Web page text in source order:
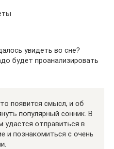
увидеть во сне?
будет проанализировать
появится смысл, и об
популярный сонник. В
отправиться в
и познакомиться с очень